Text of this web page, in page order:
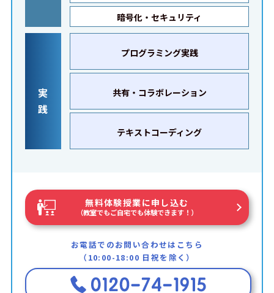
暗号化・セキュリティ
実
践
プログラミング実践
共有・コラボレーション
テキストコーディング
無料体験授業に申し込む
（教室でもご自宅でも体験できます！）
お電話でのお問い合わせはこちら
（10:00-18:00 日祝を除く）